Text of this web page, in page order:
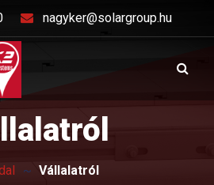
nagyker@solargroup.hu
Vállalatról